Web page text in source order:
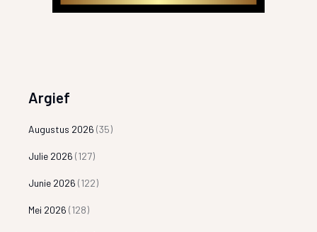
Argief
Augustus 2026 (35)
Julie 2026 (127)
Junie 2026 (122)
Mei 2026 (128)